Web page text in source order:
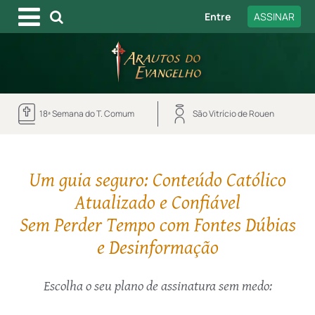
Entre ASSINAR
18ª Semana do T. Comum São Vitrício de Rouen
Um guia seguro: Conteúdo Católico
Atualizado e Confiável
Sem Perder Tempo com Fontes Dúbias
e Desinformação
Escolha o seu plano de assinatura sem medo: